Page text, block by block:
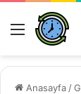
Menü
Anasayfa /